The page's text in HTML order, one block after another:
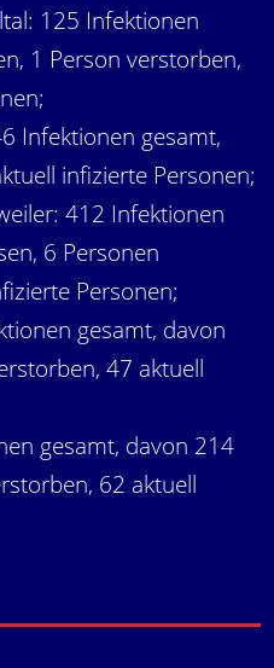
125 Infektionen
1 Person verstorben,
Infektionen gesamt,
infizierte Personen;
412 Infektionen
6 Personen
Personen;
gesamt, davon
47 aktuell
gesamt, davon 214
62 aktuell